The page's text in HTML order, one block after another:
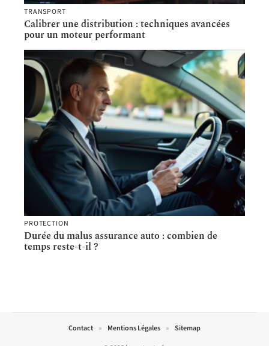
TRANSPORT
Calibrer une distribution : techniques avancées
pour un moteur performant
PROTECTION
Durée du malus assurance auto : combien de
temps reste-t-il ?
Contact Mentions Légales Sitemap